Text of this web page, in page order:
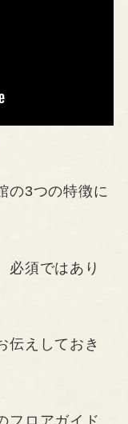
の3つの特徴に
必須ではあり
伝えしておき